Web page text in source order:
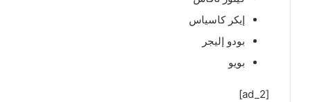
إيكر كاسياس
بودو إليجر
بويو
[ad_2]